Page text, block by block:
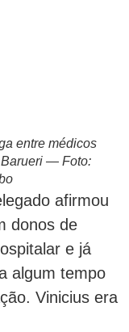
entre médicos
Barueri — Foto:
afirmou
donos de
e já
algum tempo
Vinicius era